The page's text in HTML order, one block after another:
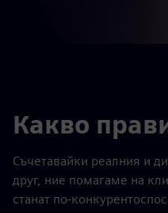
Какво
Съчетавайки реалния и
друг, ние помагаме на
станат по-